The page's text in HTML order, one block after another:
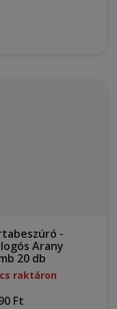
-
Arany
20 db
raktáron
Ft